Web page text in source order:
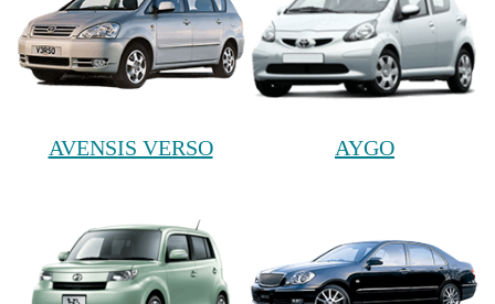
AVENSIS VERSO AYGO